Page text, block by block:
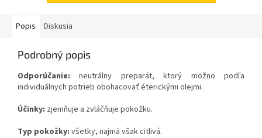
Popis Diskusia
Podrobný popis
Odporúčanie:neutrálny preparát, ktorý možno podľa
individuálnych potrieb obohacovať éterickými olejmi.
Účinky: zjemňuje a zvláčňuje pokožku.
Typ pokožky: všetky, najmä však citlivá.